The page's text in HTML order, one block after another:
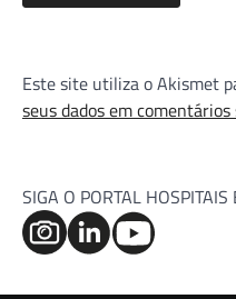
Este site utiliza o Akismet
seus dados em comentários
SIGA O PORTAL HOSPITAIS